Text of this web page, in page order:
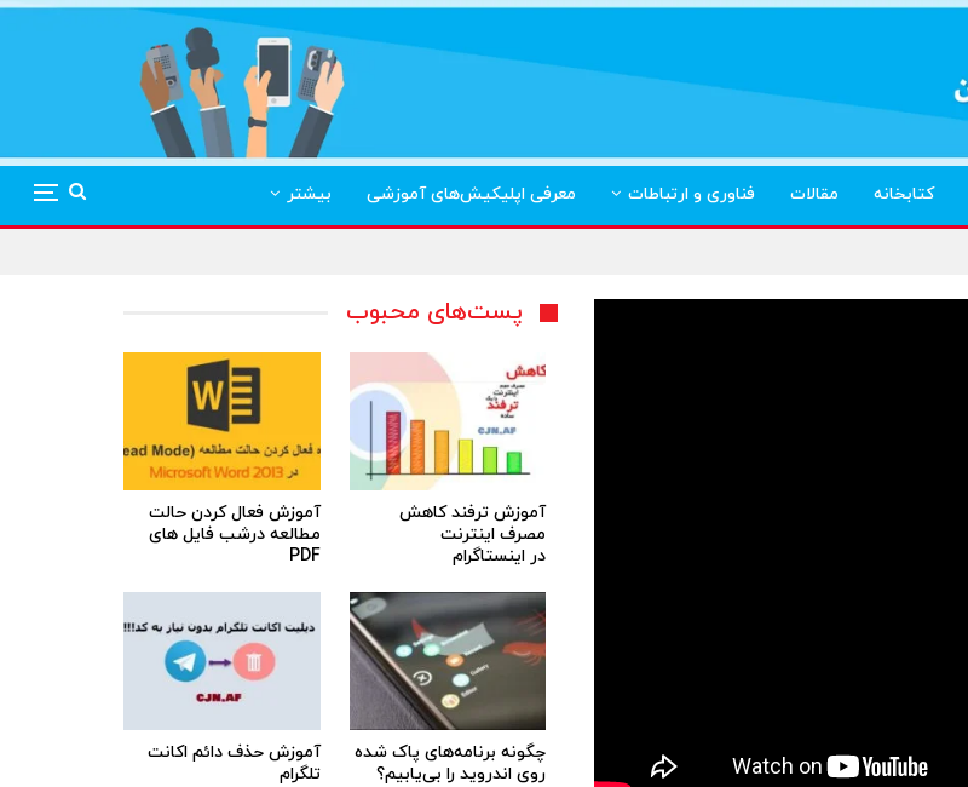
کتابخانه مقالات فناوری و ارتباطات معرفی اپلیکیش‌های آموزشی بیشتر
پست‌های محبوب
آموزش ترفند کاهش
مصرف اینترنت
در اینستاگرام
آموزش فعال کردن حالت
مطالعه درشب فایل های
PDF
چگونه برنامه‌های پاک شده
روی اندروید را بی‌یابیم؟
آموزش حذف دائم اکانت
تلگرام